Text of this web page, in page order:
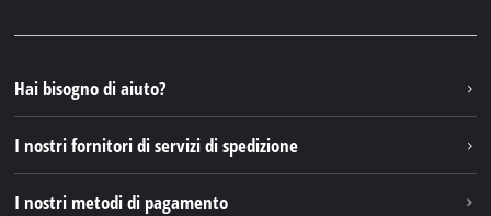
Instagram
TikTok
Pinterest
Hai bisogno di aiuto?
I nostri fornitori di servizi di spedizione
I nostri metodi di pagamento